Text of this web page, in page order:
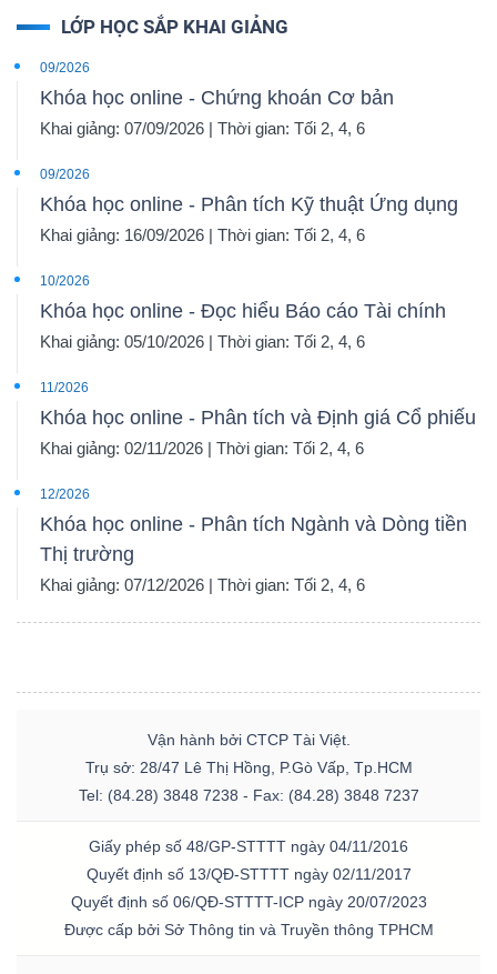
LỚP HỌC SẮP KHAI GIẢNG
09/2026
Khóa học online - Chứng khoán Cơ bản
Khai giảng: 07/09/2026 | Thời gian: Tối 2, 4, 6
09/2026
Khóa học online - Phân tích Kỹ thuật Ứng dụng
Khai giảng: 16/09/2026 | Thời gian: Tối 2, 4, 6
10/2026
Khóa học online - Đọc hiểu Báo cáo Tài chính
Khai giảng: 05/10/2026 | Thời gian: Tối 2, 4, 6
11/2026
Khóa học online - Phân tích và Định giá Cổ phiếu
Khai giảng: 02/11/2026 | Thời gian: Tối 2, 4, 6
12/2026
Khóa học online - Phân tích Ngành và Dòng tiền
Thị trường
Khai giảng: 07/12/2026 | Thời gian: Tối 2, 4, 6
Vận hành bởi CTCP Tài Việt.
Trụ sở: 28/47 Lê Thị Hồng, P.Gò Vấp, Tp.HCM
Tel: (84.28) 3848 7238 - Fax: (84.28) 3848 7237
Giấy phép số 48/GP-STTTT ngày 04/11/2016
Quyết định số 13/QĐ-STTTT ngày 02/11/2017
Quyết định số 06/QĐ-STTTT-ICP ngày 20/07/2023
Được cấp bởi Sở Thông tin và Truyền thông TPHCM
Dữ
liệu
chính